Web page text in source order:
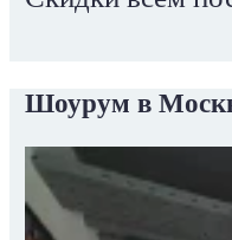
Шоурум в